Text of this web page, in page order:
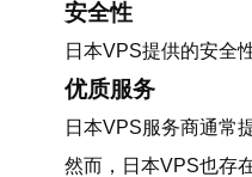
安全性
日本VPS提供的安全
优质服务
日本VPS服务商通常
然而，日本VPS也存